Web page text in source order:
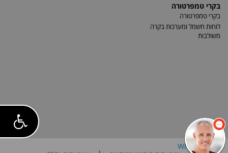
בקרי טמפרטורה
בקרי טמפרטורה
לוחות חשמל ומערכות בקרה
משולבות